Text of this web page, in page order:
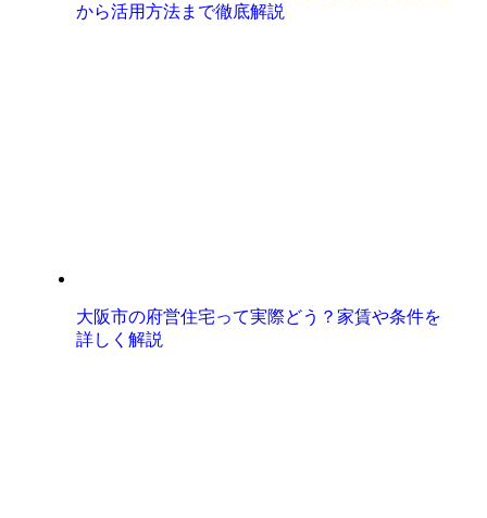
から活用方法まで徹底解説
大阪市の府営住宅って実際どう？家賃や条件を
詳しく解説